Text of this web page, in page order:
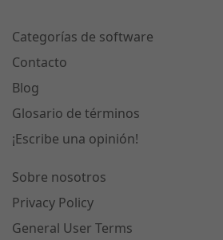
Categorías de software
Contacto
Blog
Glosario de términos
¡Escribe una opinión!
Sobre nosotros
Privacy Policy
General User Terms